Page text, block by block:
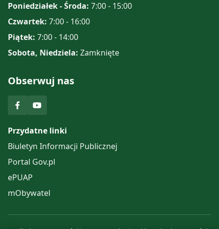
Poniedziałek - Środa: 7:00 - 15:00
Czwartek: 7:00 - 16:00
Piątek: 7:00 - 14:00
Sobota, Niedziela: Zamknięte
Obserwuj nas
Przydatne linki
Biuletyn Informacji Publicznej
Portal Gov.pl
ePUAP
mObywatel